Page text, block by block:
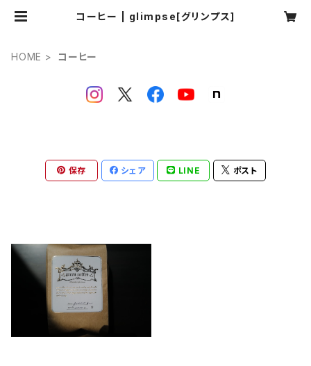
コーヒー | glimpse[グリンプス]
HOME コーヒー
保存 シェア LINE ポスト